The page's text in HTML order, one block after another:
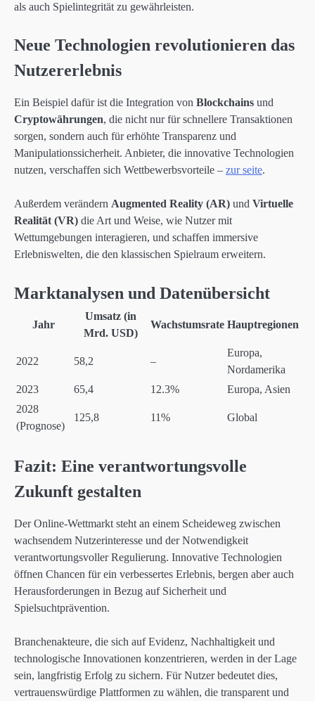
als auch Spielintegrität zu gewährleisten.
Neue Technologien revolutionieren das
Nutzererlebnis
Ein Beispiel dafür ist die Integration von Blockchains und
Cryptowährungen, die nicht nur für schnellere Transaktionen
sorgen, sondern auch für erhöhte Transparenz und
Manipulationssicherheit. Anbieter, die innovative Technologien
nutzen, verschaffen sich Wettbewerbsvorteile – zur seite.
Außerdem verändern Augmented Reality (AR) und Virtuelle
Realität (VR) die Art und Weise, wie Nutzer mit
Wettumgebungen interagieren, und schaffen immersive
Erlebniswelten, die den klassischen Spielraum erweitern.
Marktanalysen und Datenübersicht
Jahr
Umsatz (in
Mrd. USD)
Wachstumsrate Hauptregionen
2022 58,2 –
Europa,
Nordamerika
2023
65,4 12.3%
Europa, Asien
2028
(Prognose)
125,8 11% Global
Fazit: Eine verantwortungsvolle
Zukunft gestalten
Der Online-Wettmarkt steht an einem Scheideweg zwischen
wachsendem Nutzerinteresse und der Notwendigkeit
verantwortungsvoller Regulierung. Innovative Technologien
öffnen Chancen für ein verbessertes Erlebnis, bergen aber auch
Herausforderungen in Bezug auf Sicherheit und
Spielsuchtprävention.
Branchenakteure, die sich auf Evidenz, Nachhaltigkeit und
technologische Innovationen konzentrieren, werden in der Lage
sein, langfristig Erfolg zu sichern. Für Nutzer bedeutet dies,
vertrauenswürdige Plattformen zu wählen, die transparent und